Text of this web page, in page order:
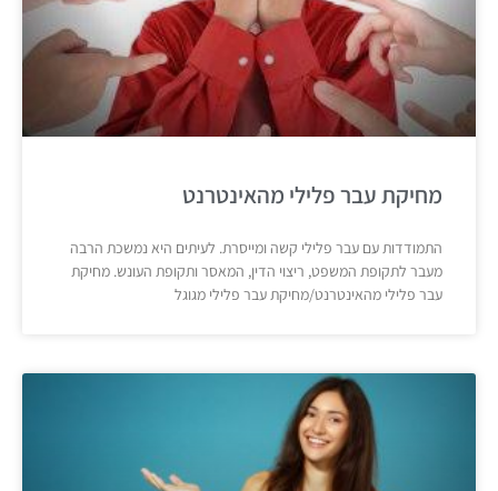
מחיקת עבר פלילי מהאינטרנט
התמודדות עם עבר פלילי קשה ומייסרת. לעיתים היא נמשכת הרבה
מעבר לתקופת המשפט, ריצוי הדין, המאסר ותקופת העונש. מחיקת
עבר פלילי מהאינטרנט/מחיקת עבר פלילי מגוגל